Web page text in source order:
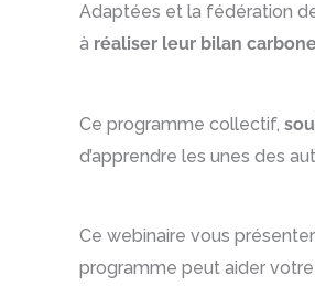
Adaptées et la fédération
à réaliser leur bilan
Ce programme collectif,
d’apprendre les unes des
Ce webinaire vous
programme peut aider